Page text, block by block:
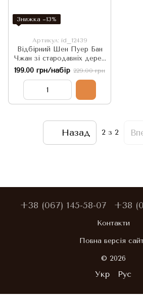
Знижка −13%
Артикул: id_12439
Відбірний Шен Пуер Бан
Чжан зі стародавніх дерев
shēng chá bān zhāng gǔ shù
5шт по 7г, Китай
199.00 грн/набір 229.00 грн
Назад 2з 2
+38 (067) 145-58-07 +38
Контакти
Повна версія
© 2026
Укр Рус